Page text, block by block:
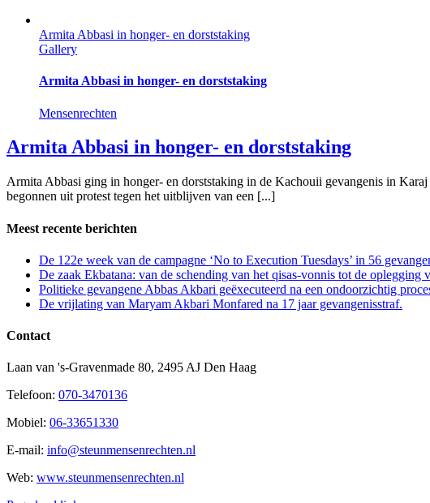
Armita Abbasi in honger- en dorststaking
Gallery
Armita Abbasi in honger- en dorststaking
Mensenrechten
Armita Abbasi in honger- en dorststaking
Armita Abbasi ging in honger- en dorststaking in de Kachouii gevangenis in
begonnen uit protest tegen het uitblijven van een [...]
Meest recente berichten
De 122e week van de campagne ‘No to Execution Tuesdays’ in 56
De zaak Ekbatana: van de schending van het qisas-vonnis tot de
Politieke gevangene Abbas Akbari geëxecuteerd na een ondoorzichtig
De vrijlating van Maryam Akbari Monfared na 17 jaar gevangenisstraf.
Contact
Laan van 's-Gravenmade 80, 2495 AJ Den Haag
Telefoon: 070-3470136
Mobiel: 06-33651330
E-mail: info@steunmensenrechten.nl
Web: www.steunmensenrechten.nl